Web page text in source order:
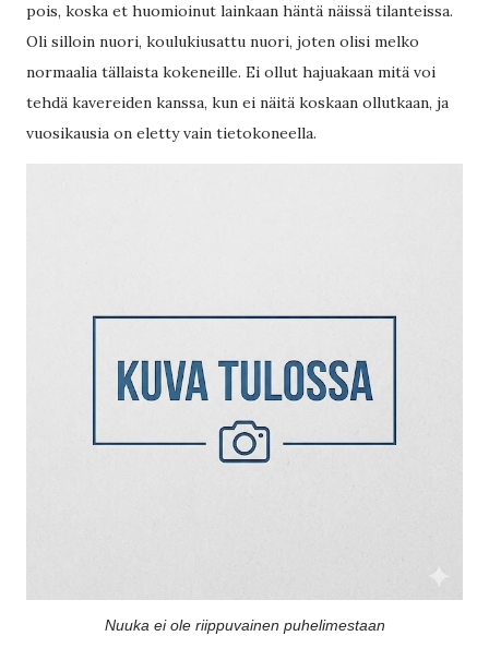
pois, koska et huomioinut lainkaan häntä näissä tilanteissa.
Oli silloin nuori, koulukiusattu nuori, joten olisi melko
normaalia tällaista kokeneille. Ei ollut hajuakaan mitä voi
tehdä kavereiden kanssa, kun ei näitä koskaan ollutkaan, ja
vuosikausia on eletty vain tietokoneella.
Nuuka ei ole riippuvainen puhelimestaan